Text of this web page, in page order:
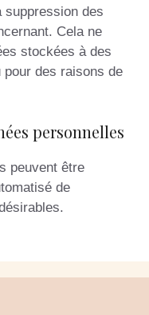
suppression des
Cela ne
stockées à des
des raisons de
personnelles
peuvent être
de